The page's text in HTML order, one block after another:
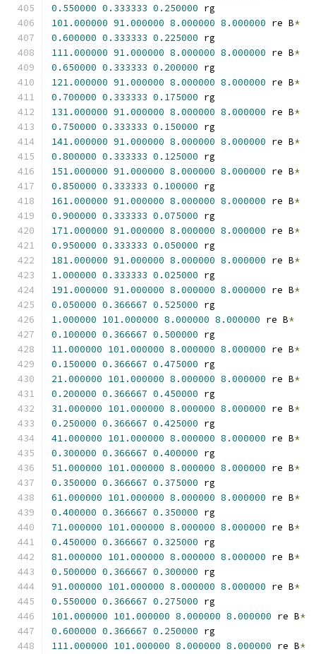
0.550000 0.333333 0.250000 rg
101.000000 91.000000 8.000000 8.000000 re B*
0.600000 0.333333 0.225000 rg
111.000000 91.000000 8.000000 8.000000 re B*
0.650000 0.333333 0.200000 rg
121.000000 91.000000 8.000000 8.000000 re B*
0.700000 0.333333 0.175000 rg
131.000000 91.000000 8.000000 8.000000 re B*
0.750000 0.333333 0.150000 rg
141.000000 91.000000 8.000000 8.000000 re B*
0.800000 0.333333 0.125000 rg
151.000000 91.000000 8.000000 8.000000 re B*
0.850000 0.333333 0.100000 rg
161.000000 91.000000 8.000000 8.000000 re B*
0.900000 0.333333 0.075000 rg
171.000000 91.000000 8.000000 8.000000 re B*
0.950000 0.333333 0.050000 rg
181.000000 91.000000 8.000000 8.000000 re B*
1.000000 0.333333 0.025000 rg
191.000000 91.000000 8.000000 8.000000 re B*
0.050000 0.366667 0.525000 rg
1.000000 101.000000 8.000000 8.000000 re B*
0.100000 0.366667 0.500000 rg
11.000000 101.000000 8.000000 8.000000 re B*
0.150000 0.366667 0.475000 rg
21.000000 101.000000 8.000000 8.000000 re B*
0.200000 0.366667 0.450000 rg
31.000000 101.000000 8.000000 8.000000 re B*
0.250000 0.366667 0.425000 rg
41.000000 101.000000 8.000000 8.000000 re B*
0.300000 0.366667 0.400000 rg
51.000000 101.000000 8.000000 8.000000 re B*
0.350000 0.366667 0.375000 rg
61.000000 101.000000 8.000000 8.000000 re B*
0.400000 0.366667 0.350000 rg
71.000000 101.000000 8.000000 8.000000 re B*
0.450000 0.366667 0.325000 rg
81.000000 101.000000 8.000000 8.000000 re B*
0.500000 0.366667 0.300000 rg
91.000000 101.000000 8.000000 8.000000 re B*
0.550000 0.366667 0.275000 rg
101.000000 101.000000 8.000000 8.000000 re B*
0.600000 0.366667 0.250000 rg
111.000000 101.000000 8.000000 8.000000 re B*